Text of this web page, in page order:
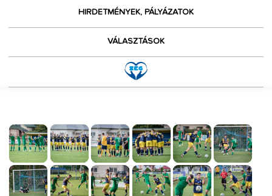
HIRDETMÉNYEK, PÁLYÁZATOK
VÁLASZTÁSOK